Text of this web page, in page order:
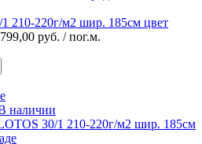
210-220г/м2 шир. 185см цвет
799,00 руб. / пог.м.
наличии